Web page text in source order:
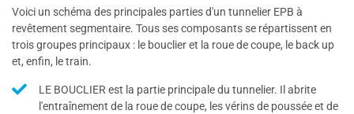
Voici un schéma des principales parties d'un tunnelier EPB à
revêtement segmentaire. Tous ses composants se répartissent en
trois groupes principaux : le bouclier et la roue de coupe, le back up
et, enfin, le train.
LE BOUCLIER est la partie principale du tunnelier. Il abrite
l'entraînement de la roue de coupe, les vérins de poussée et de